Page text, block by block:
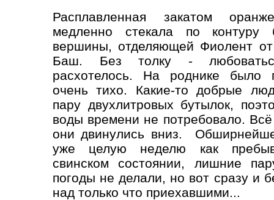
Расплавленная закатом
медленно стекала по контуру
вершины, отделяющей Фиолент
Баш. Без толку -
расхотелось. На роднике было
очень тихо. Какие-то добрые
пару двухлитровых бутылок,
воды времени не потребовало.
они двинулись вниз.
уже целую неделю как
свинском состоянии, лишние
погоды не делали, но вот сразу и
над только что приехавшими...